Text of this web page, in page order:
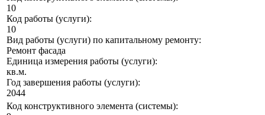
10
Код работы (услуги):
10
Вид работы (услуги) по капитальному ремонту:
Ремонт фасада
Единица измерения работы (услуги):
кв.м.
Год завершения работы (услуги):
2044
Код конструктивного элемента (системы):